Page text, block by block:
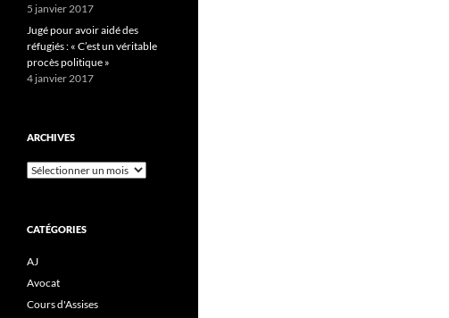
5 janvier 2017
Jugé pour avoir aidé des
réfugiés : « C’est un véritable
procès politique »
4 janvier 2017
ARCHIVES
Archives
CATÉGORIES
AJ
Avocat
Cours d'Assises